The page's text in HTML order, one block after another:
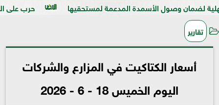
حرب على السوق وصول الأسمدة المدعمة لمستحقيها
تقارير
أسعار الكتاكيت في المزارع والشركات
اليوم الخميس 18 - 6 - 2026